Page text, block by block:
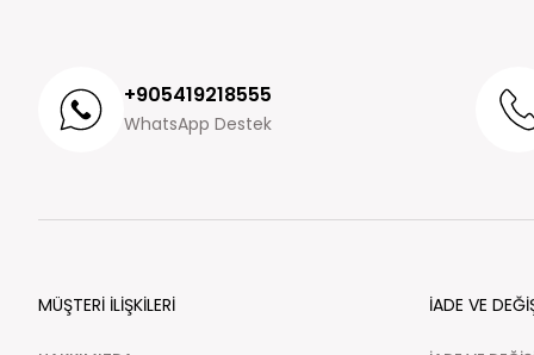
+905419218555
WhatsApp Destek
MÜŞTERİ İLİŞKİLERİ İADE VE